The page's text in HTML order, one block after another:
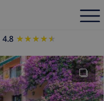
4.8 ★★★★★
★★★★★